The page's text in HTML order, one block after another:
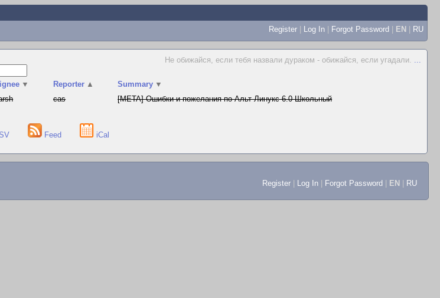
Register | Log In | Forgot Password | EN | RU
Не обижайся, если тебя назвали дураком - обижайся, если угадали. ...
▼ Reporter ▲ Summary ▼
cas [META] Ошибки и пожелания по Альт Линукс 6.0 Школьный
Feed iCal
Register Log In Forgot Password EN RU